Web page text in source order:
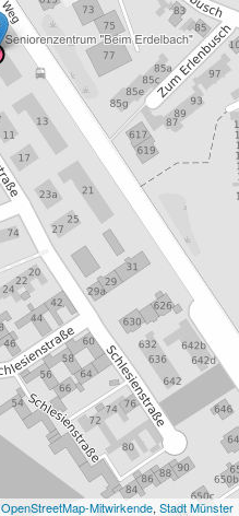
OpenStreetMap-Mitwirkende, Stadt Münster